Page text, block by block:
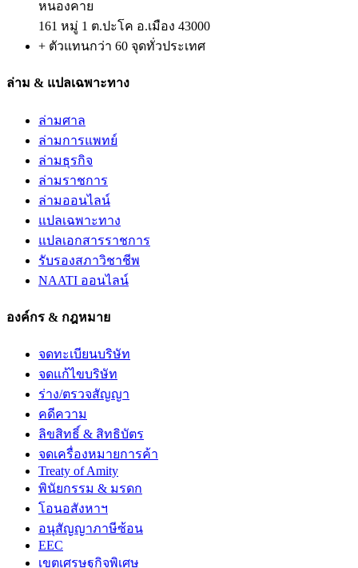
หนองคาย
161 หมู่ 1 ต.ปะโค อ.เมือง 43000
+ ตัวแทนกว่า 60 จุดทั่วประเทศ
ล่าม & แปลเฉพาะทาง
ล่ามศาล
ล่ามการแพทย์
ล่ามธุรกิจ
ล่ามราชการ
ล่ามออนไลน์
แปลเฉพาะทาง
แปลเอกสารราชการ
รับรองสภาวิชาชีพ
NAATI ออนไลน์
องค์กร & กฎหมาย
จดทะเบียนบริษัท
จดแก้ไขบริษัท
ร่าง/ตรวจสัญญา
คดีความ
ลิขสิทธิ์ & สิทธิบัตร
จดเครื่องหมายการค้า
Treaty of Amity
พินัยกรรม & มรดก
โอนอสังหาฯ
อนุสัญญาภาษีซ้อน
EEC
เขตเศรษฐกิจพิเศษ